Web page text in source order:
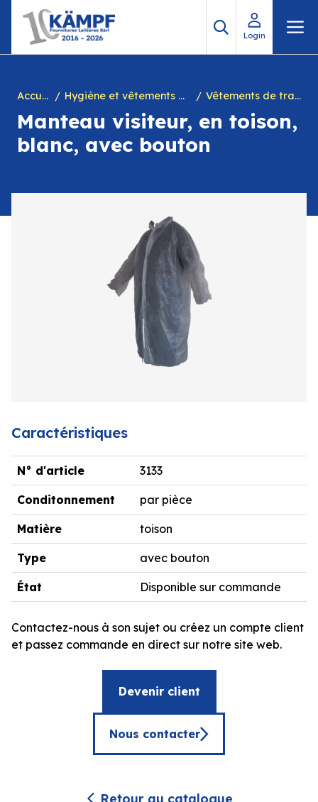
contenu
Login
Accueil Hygiène et vêtements de travail Vêtements de travail
Manteau visiteur, en toison,
blanc, avec bouton
Caractéristiques
N° d'article 3133
Conditonnement par pièce
Matière toison
Type avec bouton
État Disponible sur commande
Contactez-nous à son sujet ou créez un compte client
et passez commande en direct sur notre site web.
Devenir client
Nous contacter
Retour au catalogue